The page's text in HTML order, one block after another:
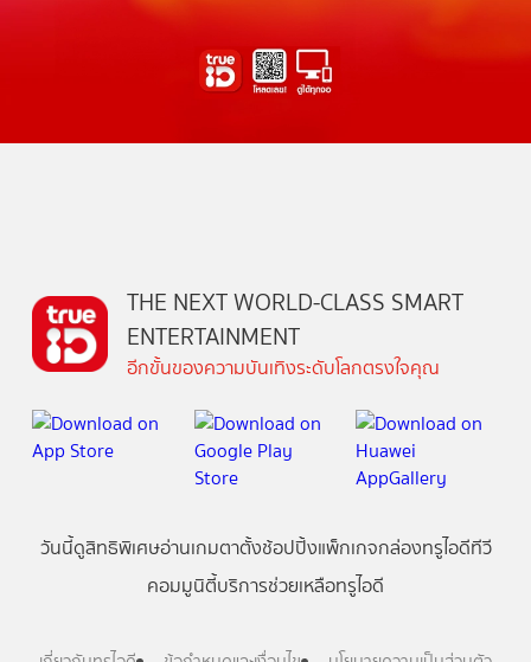
THE NEXT WORLD-CLASS SMART
ENTERTAINMENT
อีกขั้นของความบันเทิงระดับโลกตรงใจคุณ
วันนี้ดูสิทธิพิเศษอ่านเกมตาตั้งช้อปปิ้งแพ็กเกจกล่องทรูไอดีทีวี
คอมมูนิตี้บริการช่วยเหลือทรูไอดี